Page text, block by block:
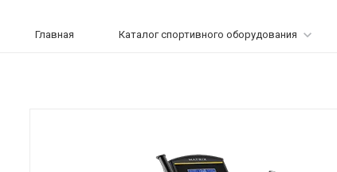
Главная Каталог спортивного оборудования